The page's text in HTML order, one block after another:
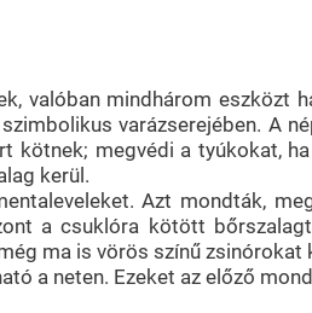
valóban mindhárom eszközt
varázserejében. A
megvédi a tyúkokat,
kerül.
Azt mondták,
a csuklóra kötött
ma is vörös színű zsinórokat
a neten. Ezeket az előző